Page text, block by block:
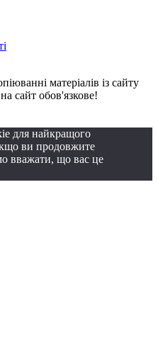
матеріалів із сайту
сайт обов'язкове!
для найкращого
ви продовжите
вважати, що вас це